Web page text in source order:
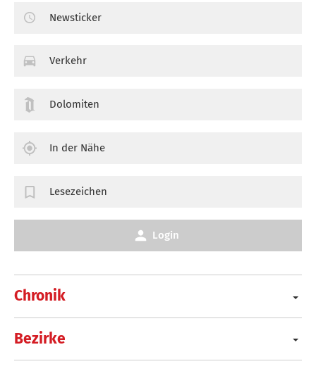
Chronik
Bezirke
Newsticker
Verkehr
Dolomiten
In der Nähe
Lesezeichen
Login